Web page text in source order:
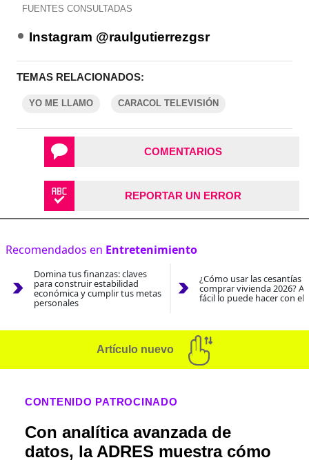
FUENTES CONSULTADAS
Instagram @raulgutierrezgsr
TEMAS RELACIONADOS:
YO ME LLAMO CARACOL TELEVISIÓN
COMENTARIOS
REPORTAR UN ERROR
Recomendados en Entretenimiento
Domina tus finanzas: claves
para construir estabilidad
económica y cumplir tus metas
personales
¿Cómo usar las cesantías
comprar vivienda 2026?
fácil lo puede hacer con el
Artículo nuevo
CONTENIDO PATROCINADO
Con analítica avanzada de
datos, la ADRES muestra cómo